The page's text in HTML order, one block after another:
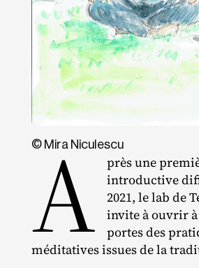
© Mira Niculescu
A
près une
introductive
2021, le lab de
invite à ouvrir
portes des
méditatives issues de la